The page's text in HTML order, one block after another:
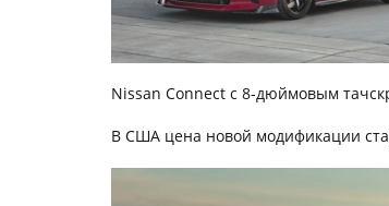
Nissan Connect с 8-дюймовым
В США цена новой модификации